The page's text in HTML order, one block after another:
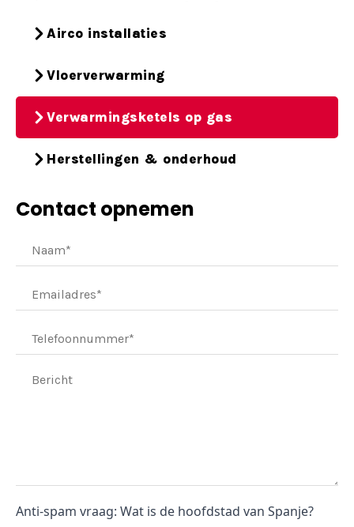
Airco installaties
Vloerverwarming
Verwarmingsketels op gas
Herstellingen & onderhoud
Contact opnemen
Anti-spam vraag: Wat is de hoofdstad van Spanje?